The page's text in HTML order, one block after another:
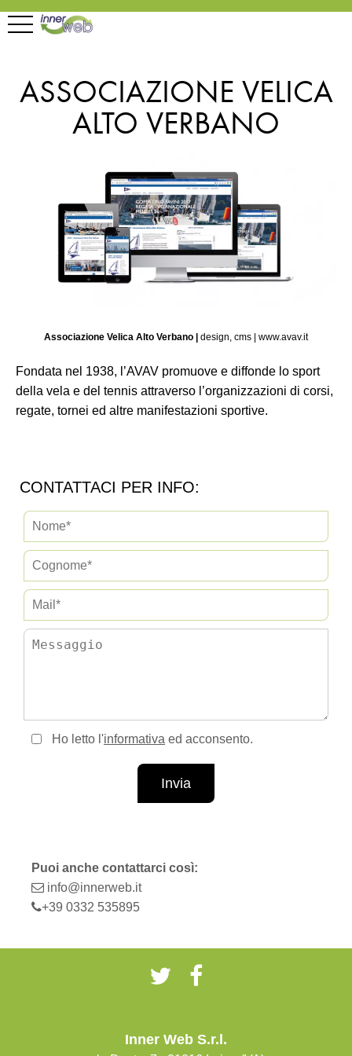
ASSOCIAZIONE VELICA
ALTO VERBANO
Associazione Velica Alto Verbano | design, cms www.avav.it
Fondata nel 1938, l’AVAV promuove e diffonde lo sport
della vela e del tennis attraverso l’organizzazioni di corsi,
regate, tornei ed altre manifestazioni sportive.
CONTATTACI PER INFO:
Ho letto l'informativa ed acconsento.
Invia
Puoi anche contattarci così:
info@innerweb.it
+39 0332 535895
Inner Web S.r.l.